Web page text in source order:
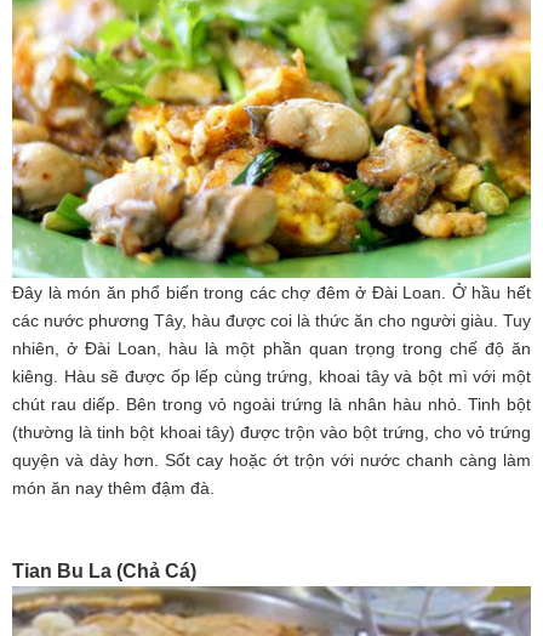
Đây là món ăn phổ biến trong các chợ đêm ở Đài Loan. Ở hầu hết
các nước phương Tây, hàu được coi là thức ăn cho người giàu. Tuy
nhiên, ở Đài Loan, hàu là một phần quan trọng trong chế độ ăn
kiêng. Hàu sẽ được ốp lếp cùng trứng, khoai tây và bột mì với một
chút rau diếp. Bên trong vỏ ngoài trứng là nhân hàu nhỏ. Tinh bột
(thường là tinh bột khoai tây) được trộn vào bột trứng, cho vỏ trứng
quyện và dày hơn. Sốt cay hoặc ớt trộn với nước chanh càng làm
món ăn nay thêm đậm đà.
Tian Bu La (Chả Cá)